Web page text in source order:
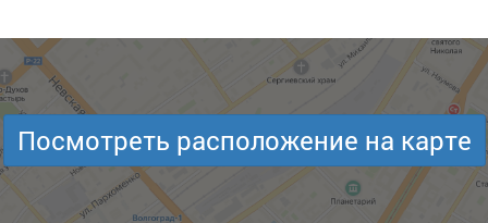
Посмотреть расположение на карте